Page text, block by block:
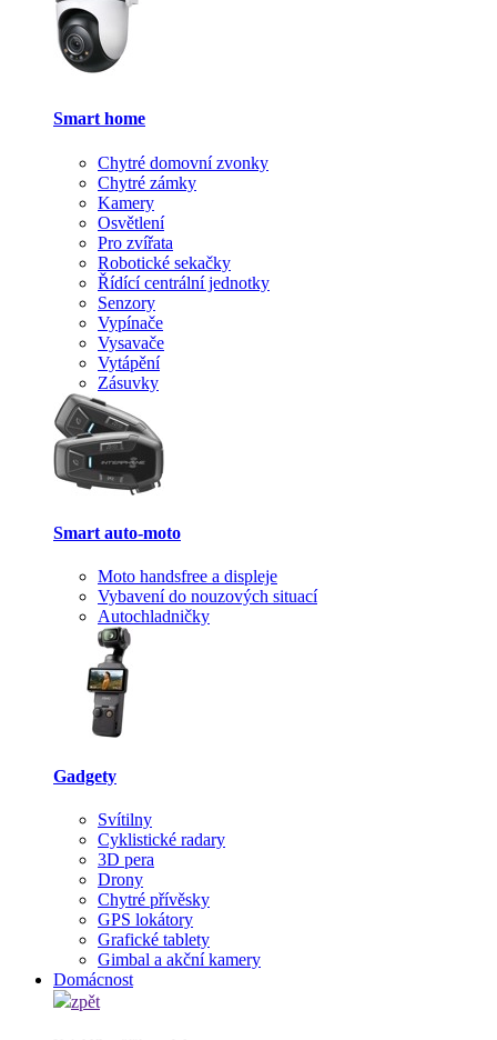
Smart home
Chytré domovní zvonky
Chytré zámky
Kamery
Osvětlení
Pro zvířata
Robotické sekačky
Řídící centrální jednotky
Senzory
Vypínače
Vysavače
Vytápění
Zásuvky
Smart auto-moto
Moto handsfree a displeje
Vybavení do nouzových situací
Autochladničky
Gadgety
Svítilny
Cyklistické radary
3D pera
Drony
Chytré přívěsky
GPS lokátory
Grafické tablety
Gimbal a akční kamery
Domácnost
zpět